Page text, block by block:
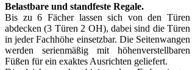
Belastbare und standfeste Regale.
Bis zu 6 Fächer lassen sich von den Türen
abdecken (3 Türen 2 OH), dabei sind die Türen
in jeder Fachhöhe einsetzbar. Die Seitenwangen
werden serienmäßig mit höhenverstellbaren
Füßen für ein exaktes Ausrichten geliefert.